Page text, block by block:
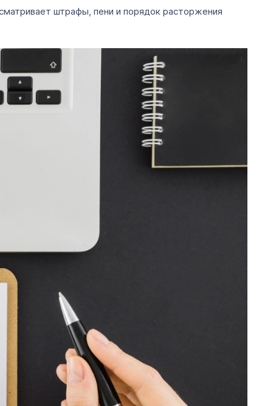
штрафы, пени и порядок расторжения